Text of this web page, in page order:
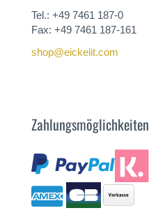
Tel.: +49 7461 187-0
Fax: +49 7461 187-161
shop@eickelit.com
Zahlungsmöglichkeiten